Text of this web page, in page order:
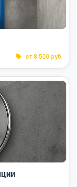
от 8 500 руб.